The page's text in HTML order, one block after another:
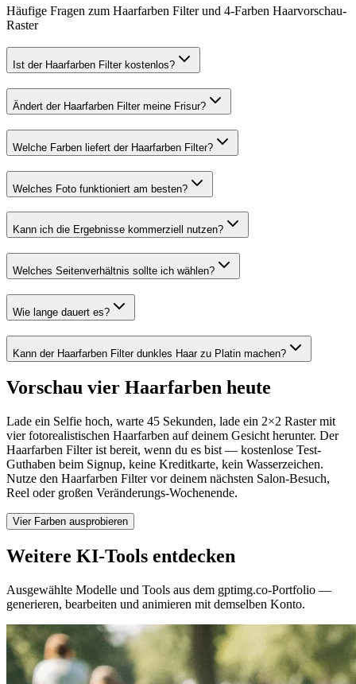
Häufige Fragen zum Haarfarben Filter und 4-Farben Haarvorschau-
Raster
Ist der Haarfarben Filter kostenlos?
Ändert der Haarfarben Filter meine Frisur?
Welche Farben liefert der Haarfarben Filter?
Welches Foto funktioniert am besten?
Kann ich die Ergebnisse kommerziell nutzen?
Welches Seitenverhältnis sollte ich wählen?
Wie lange dauert es?
Kann der Haarfarben Filter dunkles Haar zu Platin machen?
Vorschau vier Haarfarben heute
Lade ein Selfie hoch, warte 45 Sekunden, lade ein 2×2 Raster mit
vier fotorealistischen Haarfarben auf deinem Gesicht herunter. Der
Haarfarben Filter ist bereit, wenn du es bist — kostenlose Test-
Guthaben beim Signup, keine Kreditkarte, kein Wasserzeichen.
Nutze den Haarfarben Filter vor deinem nächsten Salon-Besuch,
Reel oder großen Veränderungs-Wochenende.
Vier Farben ausprobieren
Weitere KI-Tools entdecken
Ausgewählte Modelle und Tools aus dem gptimg.co-Portfolio —
generieren, bearbeiten und animieren mit demselben Konto.